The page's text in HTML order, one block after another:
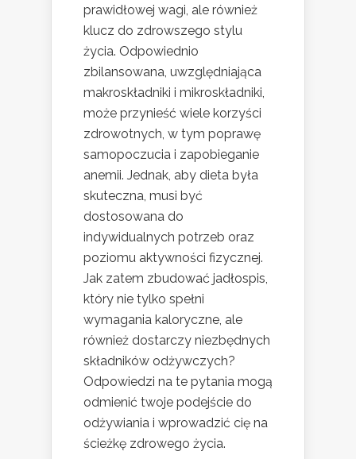
prawidłowej wagi, ale również
klucz do zdrowszego stylu
życia. Odpowiednio
zbilansowana, uwzględniająca
makroskładniki i mikroskładniki,
może przynieść wiele korzyści
zdrowotnych, w tym poprawę
samopoczucia i zapobieganie
anemii. Jednak, aby dieta była
skuteczna, musi być
dostosowana do
indywidualnych potrzeb oraz
poziomu aktywności fizycznej.
Jak zatem zbudować jadłospis,
który nie tylko spełni
wymagania kaloryczne, ale
również dostarczy niezbędnych
składników odżywczych?
Odpowiedzi na te pytania mogą
odmienić twoje podejście do
odżywiania i wprowadzić cię na
ścieżkę zdrowego życia.